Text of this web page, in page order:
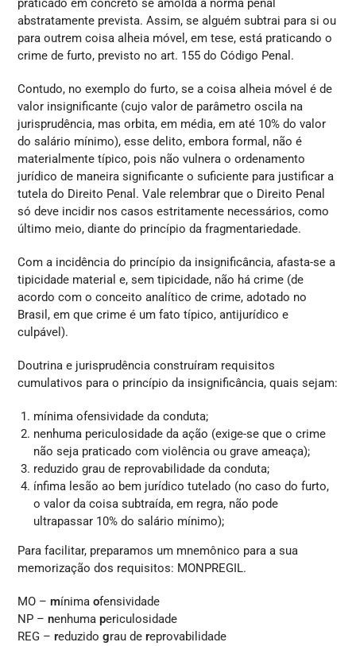
praticado em concreto se amolda à norma penal
abstratamente prevista. Assim, se alguém subtrai para si ou
para outrem coisa alheia móvel, em tese, está praticando o
crime de furto, previsto no art. 155 do Código Penal.
Contudo, no exemplo do furto, se a coisa alheia móvel é de
valor insignificante (cujo valor de parâmetro oscila na
jurisprudência, mas orbita, em média, em até 10% do valor
do salário mínimo), esse delito, embora formal, não é
materialmente típico, pois não vulnera o ordenamento
jurídico de maneira significante o suficiente para justificar a
tutela do Direito Penal. Vale relembrar que o Direito Penal
só deve incidir nos casos estritamente necessários, como
último meio, diante do princípio da fragmentariedade.
Com a incidência do princípio da insignificância, afasta-se a
tipicidade material e, sem tipicidade, não há crime (de
acordo com o conceito analítico de crime, adotado no
Brasil, em que crime é um fato típico, antijurídico e
culpável).
Doutrina e jurisprudência construíram requisitos
cumulativos para o princípio da insignificância, quais sejam:
mínima ofensividade da conduta;
nenhuma periculosidade da ação (exige-se que o crime
não seja praticado com violência ou grave ameaça);
reduzido grau de reprovabilidade da conduta;
ínfima lesão ao bem jurídico tutelado (no caso do furto,
o valor da coisa subtraída, em regra, não pode
ultrapassar 10% do salário mínimo);
Para facilitar, preparamos um mnemônico para a sua
memorização dos requisitos: MONPREGIL.
MO –mínimaofensividade
NP –nenhumapericulosidade
REG –reduzidograu dereprovabilidade